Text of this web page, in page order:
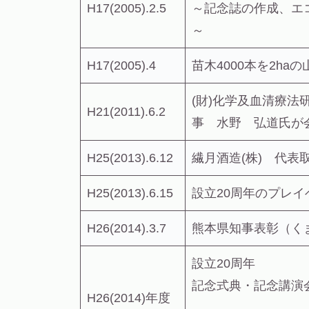
H17(2005).2.5
～記念誌の作成、
～
H17(2005).4 苗木4000本を2haの
H21(2011).6.2
(財)化学及血清療法
事 水野 弘道氏が
H25(2013).6.12 繊月酒造(株) 代表
H25(2013).6.15 設立20周年のプレ
H26(2014).3.7 熊本県知事表彰（
H26(2014)年度
設立20周年
記念式典・記念講演